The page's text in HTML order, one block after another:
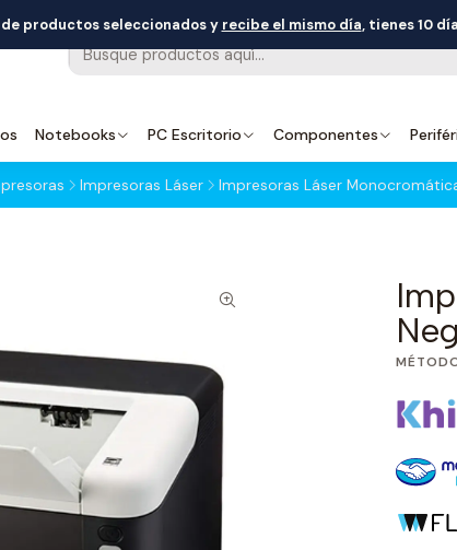
Notebooks PC Escritorio Componentes
de productos seleccionados y recibe el mismo día, tienes 10
Impresoras Láser Impresoras Láser